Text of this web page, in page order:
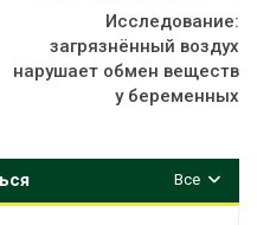
Исследование:
загрязнённый воздух
нарушает обмен веществ
у беременных
Все